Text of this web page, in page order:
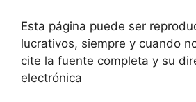
Esta página puede ser
lucrativos, siempre y cuando
cite la fuente completa y su
electrónica